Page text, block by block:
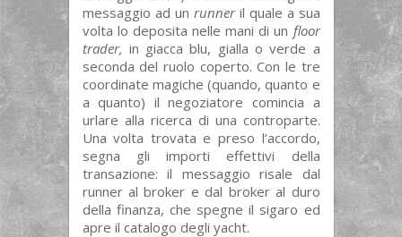
messaggio ad un runner il quale a sua
volta lo deposita nelle mani di un floor
trader, in giacca blu, gialla o verde a
seconda del ruolo coperto. Con le tre
coordinate magiche (quando, quanto e
a quanto) il negoziatore comincia a
urlare alla ricerca di una controparte.
Una volta trovata e preso l’accordo,
segna gli importi effettivi della
transazione: il messaggio risale dal
runner al broker e dal broker al duro
della finanza, che spegne il sigaro ed
apre il catalogo degli yacht.